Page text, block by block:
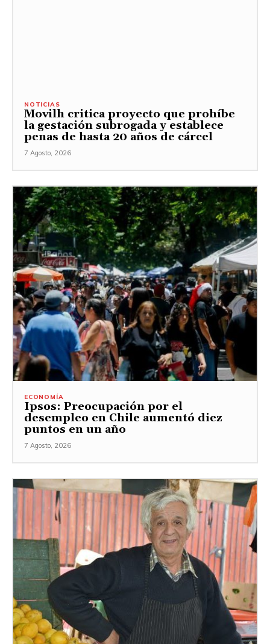
NOTICIAS
Movilh critica proyecto que prohíbe
la gestación subrogada y establece
penas de hasta 20 años de cárcel
7 Agosto, 2026
ECONOMÍA
Ipsos: Preocupación por el
desempleo en Chile aumentó diez
puntos en un año
7 Agosto, 2026